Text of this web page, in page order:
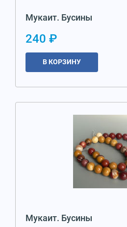
Мукаит. Бусины
240 ₽
В КОРЗИНУ
Мукаит. Бусины